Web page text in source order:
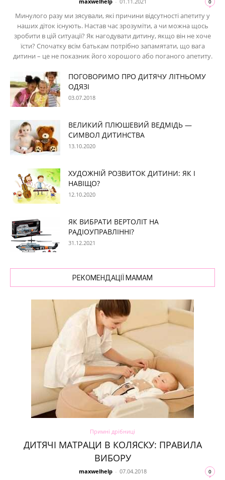
Минулого разу ми зясували, які причини відсутності апетиту у
наших діток існують. Настав час зрозуміти, а чи можна щось
зробити в цій ситуації? Як нагодувати дитину, якщо він не хоче
їсти? Спочатку всім батькам потрібно запамятати, що вага
дитини – це не показник його хорошого або поганого апетиту.
ПОГОВОРИМО ПРО ДИТЯЧУ ЛІТНЬОМУ
ОДЯЗІ
03.07.2018
ВЕЛИКИЙ ПЛЮШЕВИЙ ВЕДМІДЬ —
СИМВОЛ ДИТИНСТВА
13.10.2020
ХУДОЖНІЙ РОЗВИТОК ДИТИНИ: ЯК І
НАВІЩО?
12.10.2020
ЯК ВИБРАТИ ВЕРТОЛІТ НА
РАДІОУПРАВЛІННІ?
31.12.2021
РЕКОМЕНДАЦІЇ МАМАМ
Примні дрібниці
ДИТЯЧІ МАТРАЦИ В КОЛЯСКУ: ПРАВИЛА
ВИБОРУ
maxwelhelp - 07.04.2018 0